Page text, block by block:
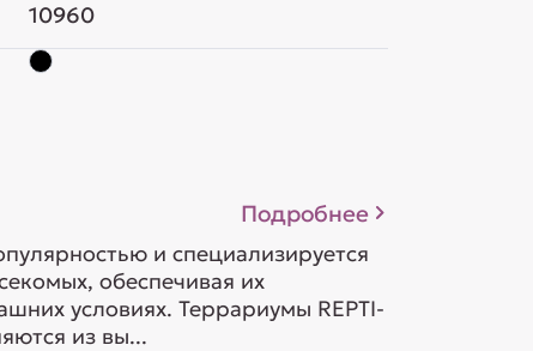
10960
Подробнее
и специализируется
обеспечивая их
условиях. Террариумы REPTI-
из вы...